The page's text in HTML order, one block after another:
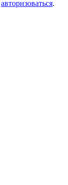
авторизоваться.